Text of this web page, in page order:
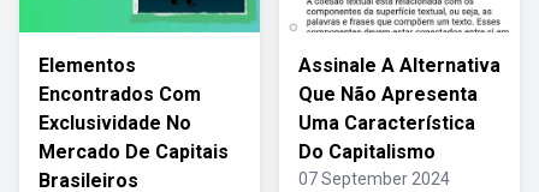
Elementos
Encontrados Com
Exclusividade No
Mercado De Capitais
Brasileiros
Assinale A Alternativa
Que Não Apresenta
Uma Característica
Do Capitalismo
07 September 2024